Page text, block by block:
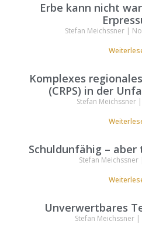
Erbe kann nicht
Stefan Meichssner
Komplexes
(CRPS) in der
Stefan Meichssner
Schuldunfähig –
Stefan Meichssner
Unverwertbares
Stefan Meichssner